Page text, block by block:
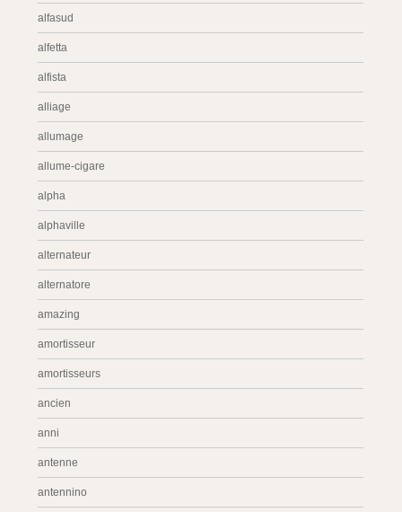
alfasud
alfetta
alfista
alliage
allumage
allume-cigare
alpha
alphaville
alternateur
alternatore
amazing
amortisseur
amortisseurs
ancien
anni
antenne
antennino